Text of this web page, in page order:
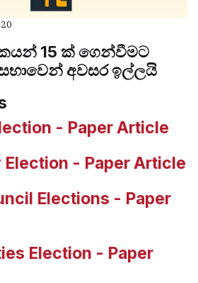
15 ක් ගෙන්වීමට
අවසර ඉල්ලයි
- Paper Article
Election - Paper Article
Elections - Paper
Election - Paper